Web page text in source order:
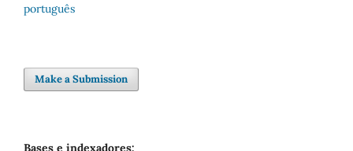
português
Make a Submission
Bases e indexadores: